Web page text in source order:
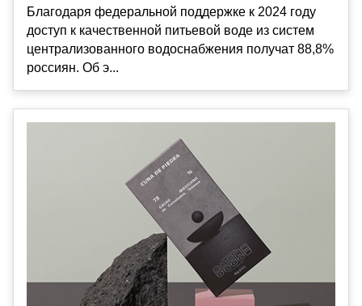
Благодаря федеральной поддержке к 2024 году
доступ к качественной питьевой воде из систем
централизованного водоснабжения получат 88,8%
россиян. Об э...